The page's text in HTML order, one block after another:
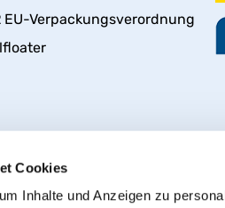
Cookies
Inhalte und Anzeigen zu
EU-Verpackungsverordnung